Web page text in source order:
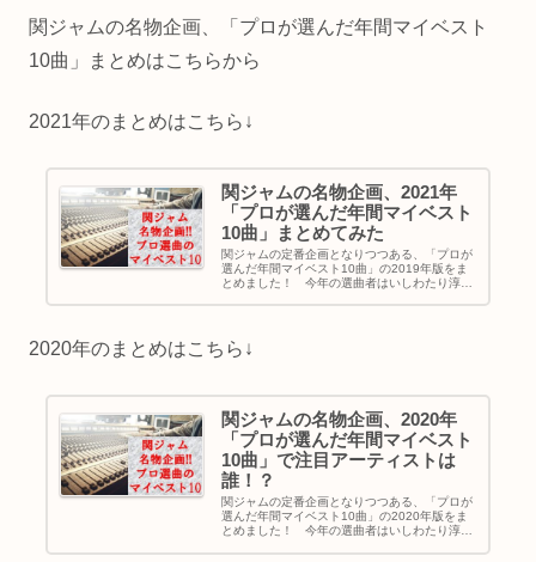
関ジャムの名物企画、「プロが選んだ年間マイベスト
10曲」まとめはこちらから
2021年のまとめはこちら↓
関ジャムの名物企画、2021年
「プロが選んだ年間マイベスト
10曲」まとめてみた
関ジャムの定番企画となりつつある、「プロが
選んだ年間マイベスト10曲」の2019年版をま
とめました！ 今年の選曲者はいしわたり淳治
2020年のまとめはこちら↓
関ジャムの名物企画、2020年
「プロが選んだ年間マイベスト
10曲」で注目アーティストは
誰！？
関ジャムの定番企画となりつつある、「プロが
選んだ年間マイベスト10曲」の2020年版をま
とめました！ 今年の選曲者はいしわたり淳治